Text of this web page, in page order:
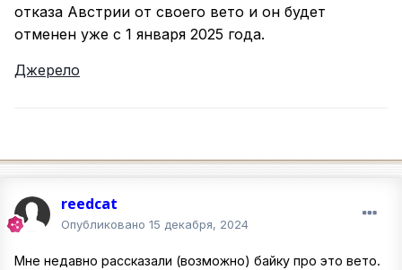
отказа Австрии от своего вето и он будет
отменен уже с 1 января 2025 года.
Джерело
reedcat
Опубликовано 15 декабря, 2024
Мне недавно рассказали (возможно) байку про это вето.